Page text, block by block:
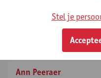
effectief stemgerechtigd
+3232652893
Ann Peeraer
Stel je